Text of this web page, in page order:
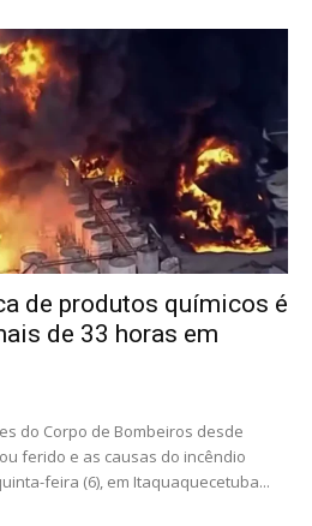
de produtos químicos é
de 33 horas em
do Corpo de Bombeiros desde
ferido e as causas do incêndio
feira (6), em Itaquaquecetuba...